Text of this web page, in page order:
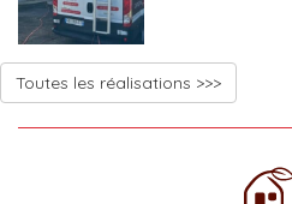
Toutes les réalisations >>>